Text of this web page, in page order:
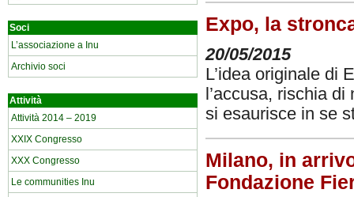
Soci
L’associazione a Inu
Archivio soci
Attività
Attività 2014 – 2019
XXIX Congresso
XXX Congresso
Le communities Inu
Expo, la
20/05/2015
L’idea originale di
l’accusa, rischia
si esaurisce in se
Milano, in
Fondazione